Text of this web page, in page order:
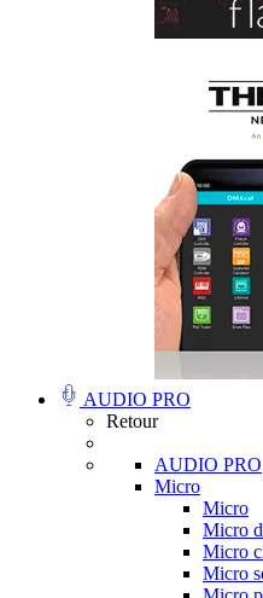
AUDIO PRO
Retour
AUDIO PRO
Micro
Micro
Micro
Micro
Micro